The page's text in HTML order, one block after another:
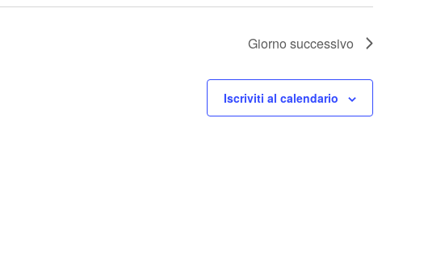
Giorno successivo
Iscriviti al calendario